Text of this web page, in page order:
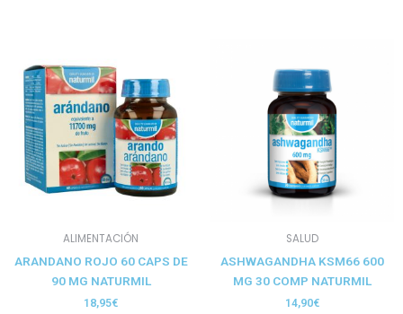
ALIMENTACIÓN
ARANDANO ROJO 60 CAPS DE
90 MG NATURMIL
18,95€
SALUD
ASHWAGANDHA KSM66 600
MG 30 COMP NATURMIL
14,90€